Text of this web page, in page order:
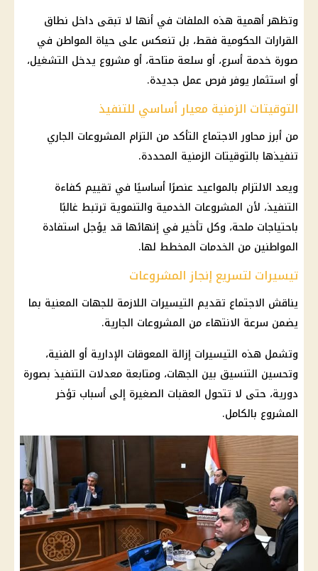
وتظهر أهمية هذه الملفات في أنها لا تبقى داخل نطاق
القرارات الحكومية فقط، بل تنعكس على حياة المواطن في
صورة خدمة أسرع، أو سلعة متاحة، أو مشروع يدخل التشغيل،
أو استثمار يوفر فرص عمل جديدة.
التوقيتات الزمنية معيار أساسي للتنفيذ
من أبرز محاور الاجتماع التأكد من التزام المشروعات الجاري
تنفيذها بالتوقيتات الزمنية المحددة.
ويعد الالتزام بالمواعيد عنصرًا أساسيًا في تقييم كفاءة
التنفيذ، لأن المشروعات الخدمية والتنموية ترتبط غالبًا
باحتياجات ملحة، وكل تأخير في إنهائها قد يؤجل استفادة
المواطنين من الخدمات المخطط لها.
تيسيرات لتسريع إنجاز المشروعات
يناقش الاجتماع تقديم التيسيرات اللازمة للجهات المعنية بما
يضمن سرعة الانتهاء من المشروعات الجارية.
وتشمل هذه التيسيرات إزالة المعوقات الإدارية أو الفنية،
وتحسين التنسيق بين الجهات، ومتابعة معدلات التنفيذ بصورة
دورية، حتى لا تتحول العقبات الصغيرة إلى أسباب تؤخر
المشروع بالكامل.